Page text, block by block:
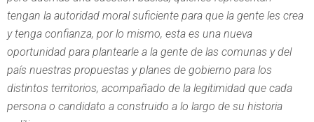
tengan la autoridad moral suficiente para que la gente les crea
y tenga confianza, por lo mismo, esta es una nueva
oportunidad para plantearle a la gente de las comunas y del
país nuestras propuestas y planes de gobierno para los
distintos territorios, acompañado de la legitimidad que cada
persona o candidato a construido a lo largo de su historia